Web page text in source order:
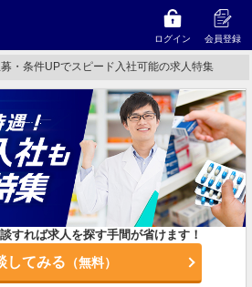
ログイン 会員登録
・条件UPでスピード入社可能の求人特集
すれば求人を探す手間が省けます！
してみる （無料）